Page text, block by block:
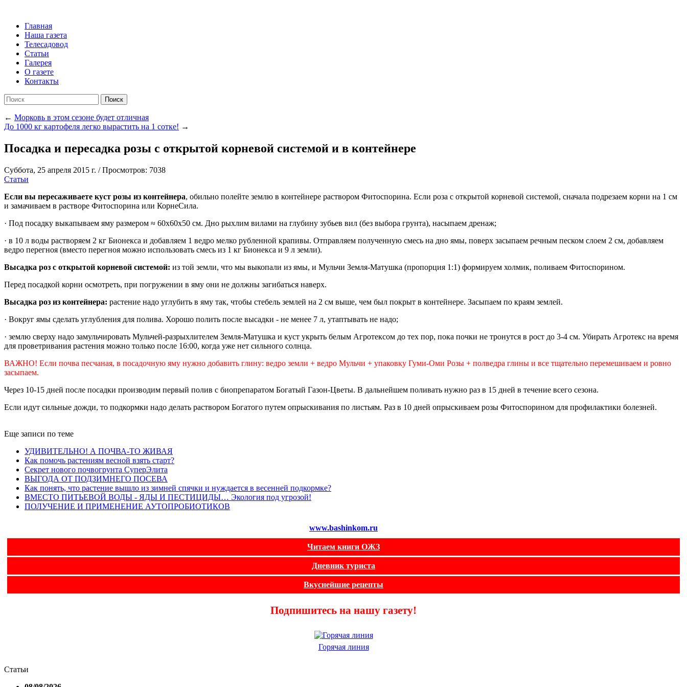
Главная
Наша газета
Телесадовод
Статьи
Галерея
О газете
Контакты
Поиск
← Морковь в этом сезоне будет отличная
До 1000 кг картофеля легко вырастить на 1 сотке! →
Посадка и пересадка розы с открытой корневой системой и в контейнере
Суббота, 25 апреля 2015 г. /Просмотров: 7038
Статьи
Если вы пересаживаете куст розы из контейнера, обильно полейте землю в контейнере раствором Фитоспорина. Если роза с открытой корневой системой, сначала подрезаем корни на 1 см
и замачиваем в растворе Фитоспорина или КорнеСила.
· Под посадку выкапываем яму размером ≈ 60х60х50 см. Дно рыхлим вилами на глубину зубьев вил (без выбора грунта), насыпаем дренаж;
· в 10 л воды растворяем 2 кг Бионекса и добавляем 1 ведро мелко рубленной крапивы. Отправляем полученную смесь на дно ямы, поверх засыпаем речным песком слоем 2 см, добавляем
ведро перегноя (вместо перегноя можно использовать смесь из 1 кг Бионекса и 9 л земли).
Высадка роз с открытой корневой системой: из той земли, что мы выкопали из ямы, и Мульчи Земля-Матушка (пропорция 1:1) формируем холмик, поливаем Фитоспорином.
Перед посадкой корни осмотреть, при погружении в яму они не должны загибаться наверх.
Высадка роз из контейнера: растение надо углубить в яму так, чтобы стебель землей на 2 см выше, чем был покрыт в контейнере. Засыпаем по краям землей.
· Вокруг ямы сделать углубления для полива. Хорошо полить после высадки - не менее 7 л, утаптывать не надо;
· землю сверху надо замульчировать Мульчей-разрыхлителем Земля-Матушка и куст укрыть белым Агротексом до тех пор, пока почки не тронутся в рост до 3-4 см. Убирать Агротекс на время
для проветривания растения можно только после 16:00, когда уже нет сильного солнца.
ВАЖНО! Если почва песчаная, в посадочную яму нужно добавить глину: ведро земли + ведро Мульчи + упаковку Гуми-Оми Розы + полведра глины и все тщательно перемешиваем и ровно
засыпаем.
Через 10-15 дней после посадки производим первый полив с биопрепаратом Богатый Газон-Цветы. В дальнейшем поливать нужно раз в 15 дней в течение всего сезона.
Если идут сильные дожди, то подкормки надо делать раствором Богатого путем опрыскивания по листьям. Раз в 10 дней опрыскиваем розы Фитоспорином для профилактики болезней.
Еще записи по теме
УДИВИТЕЛЬНО! А ПОЧВА-ТО ЖИВАЯ
Как помочь растениям весной взять старт?
Секрет нового почвогрунта СуперЭлита
ВЫГОДА ОТ ПОДЗИМНЕГО ПОСЕВА
Как понять, что растение вышло из зимней спячки и нуждается в весенней подкормке?
ВМЕСТО ПИТЬЕВОЙ ВОДЫ - ЯДЫ И ПЕСТИЦИДЫ… Экология под угрозой!
ПОЛУЧЕНИЕ И ПРИМЕНЕНИЕ АУТОПРОБИОТИКОВ
www.bashinkom.ru
Читаем книги ОЖЗ
Дневник туриста
Вкуснейшие рецепты
Подпишитесь на нашу газету!
Горячая линия
Статьи